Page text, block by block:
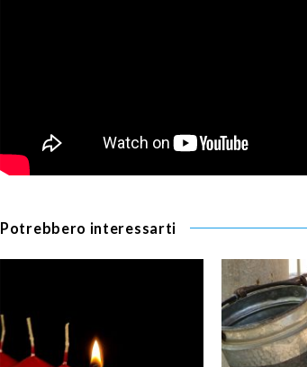
Potrebbero interessarti